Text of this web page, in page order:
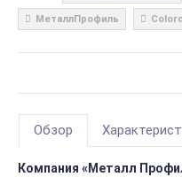
МеталлПрофиль
Обзор
Компания «Металл